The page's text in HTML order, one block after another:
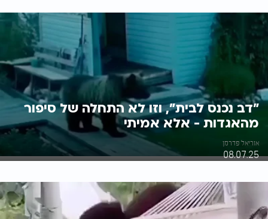
"דב נכנס לבית", וזו לא התחלה של סיפור
מהאגדות - אלא אמיתי
אוריאל פדרמן
08.07.25